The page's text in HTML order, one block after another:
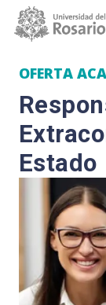
Main
OFERTA
Estado